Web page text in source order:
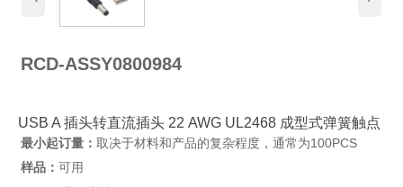
RCD-ASSY0800984
USB A 插头转直流插头 22 AWG UL2468 成型式弹簧触点
最小起订量： 取决于材料和产品的复杂程度，通常为100PCS
样品： 可用